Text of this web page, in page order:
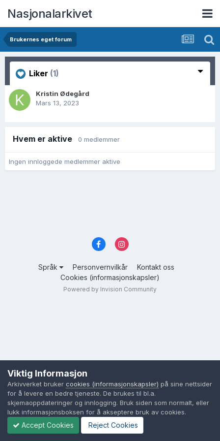
Nasjonalarkivet
Brukernes eget forum
Liker (1)
Kristin Ødegård
Mars 13, 2023
Hvem er aktive 0 medlemmer
Ingen innloggede medlemmer aktive
Språk Personvernvilkår
Kontakt oss
Cookies (informasjonskapsler)
Powered by Invision Community
Viktig Informasjon
Arkivverket bruker cookies (informasjonskapsler) på sine nettsider
for å levere en bedre tjeneste. De brukes til bl.a.
skjemaoppdateringer og innlogging. Bruk siden som normalt, eller
lukk informasjonsboksen for å akseptere bruk av cookies.
Accept Cookies Reject Cookies